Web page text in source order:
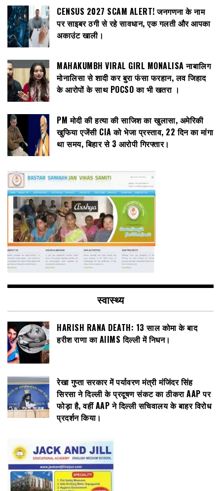
CENSUS 2027 SCAM ALERT! जनगणना के नाम
पर साइबर ठगी से रहे सावधान, एक गलती और आपका
अकाउंट खाली।
MAHAKUMBH VIRAL GIRL MONALISA नाबालिग
मोनालिसा से शादी कर बुरा फंसा फरहान, लव जिहाद
के आरोपों के साथ POCSO का भी खतरा ।
PM मोदी की हत्या की साजिश का खुलासा, अमेरिकी
खुफिया एजेंसी CIA को भेजा प्रस्ताव, 22 दिन का मांगा
था समय, बिहार से 3 आरोपी गिरफ्तार।
स्वास्थ्य
HARISH RANA DEATH: 13 साल कोमा के बाद
हरीश राणा का AIIMS दिल्ली में निधन।
रेखा गुप्ता सरकार में पर्यावरण मंत्री मंजिंदर सिंह
सिरसा ने दिल्ली के प्रदूषण संकट का ठीकरा AAP पर
फोड़ा है, वहीं AAP ने दिल्ली सचिवालय के बाहर विरोध
प्रदर्शन किया।